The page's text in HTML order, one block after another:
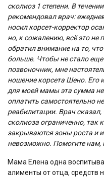
сколиоз 1 степени. В
рекомендовал врач:
носил корсет-корректор
но, к сожалению, всё это не
обратил внимание на то,
больше. Чтобы не стало
позвоночник, мне
ношение корсета Шено. Его
для моей мамы эта сумма
оплатить самостоятельно
реабилитации. Врач
сколиоза ограниченно, так
закрываются зоны роста и
невозможно. Помогите нам,
Мама Елена одна
алименты от отца, средств